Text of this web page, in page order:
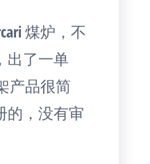
煤炉，不
出了一单
产品很简
的，没有审